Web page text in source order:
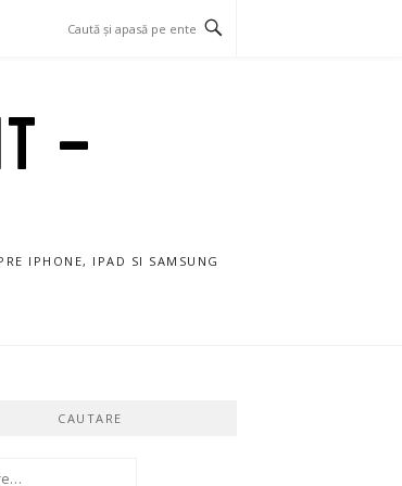
–
IPHONE, IPAD SI SAMSUNG
CAUTARE